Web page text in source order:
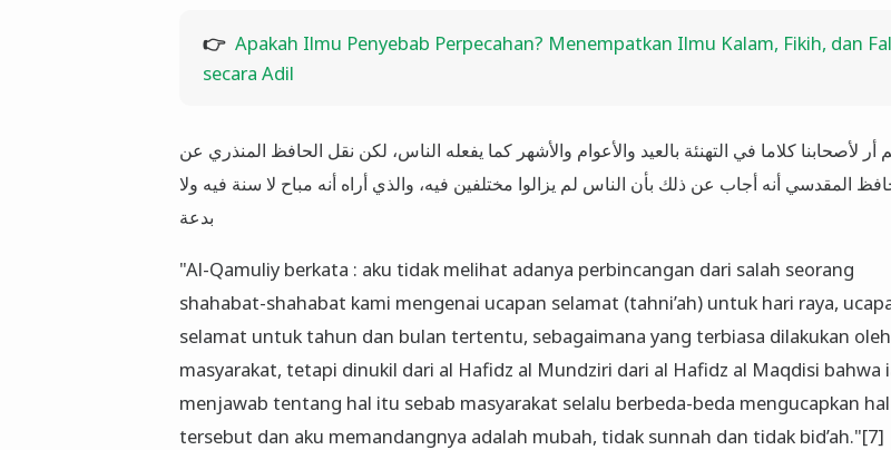
👉 Apakah Ilmu Penyebab Perpecahan? Menempatkan Ilmu Kalam, Fikih, dan
secara Adil
أر لأصحابنا كلاما في التهنئة بالعيد والأعوام والأشهر كما يفعله الناس، لكن نقل الحافظ المنذري عن
المقدسي أنه أجاب عن ذلك بأن الناس لم يزالوا مختلفين فيه، والذي أراه أنه مباح لا سنة فيه ولا
"Al-Qamuliy berkata : aku tidak melihat adanya perbincangan dari salah seorang
shahabat-shahabat kami mengenai ucapan selamat (tahni’ah) untuk hari raya,
selamat untuk tahun dan bulan tertentu, sebagaimana yang terbiasa dilakukan oleh
masyarakat, tetapi dinukil dari al Hafidz al Mundziri dari al Hafidz al Maqdisi bahwa
menjawab tentang hal itu sebab masyarakat selalu berbeda-beda mengucapkan hal
tersebut dan aku memandangnya adalah mubah, tidak sunnah dan tidak bid’ah."[7]